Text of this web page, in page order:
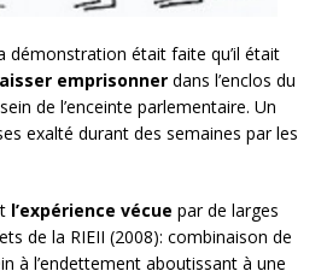
démonstration était faite qu’il était
emprisonner dans l’enclos du
de l’enceinte parlementaire. Un
exalté durant des semaines par les
l’expérience vécue par de larges
de la RIEII (2008): combinaison de
à l’endettement aboutissant à une